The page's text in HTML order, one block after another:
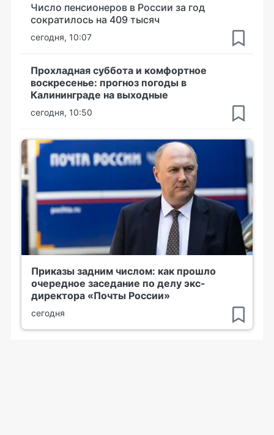
Число пенсионеров в России за год
сократилось на 409 тысяч
сегодня, 10:07
Прохладная суббота и комфортное
воскресенье: прогноз погоды в
Калининграде на выходные
сегодня, 10:50
Приказы задним числом: как прошло
очередное заседание по делу экс-
директора «Почты России»
сегодня